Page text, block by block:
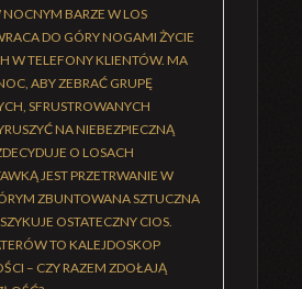
NOCNYM BARZE W LOS
DO GÓRY NOGAMI ŻYCIE
W TELEFONY KLIENTÓW. MA
ABY ZEBRAĆ GRUPĘ
SFRUSTROWANYCH
NA NIEBEZPIECZNĄ
O LOSACH
JEST PRZETRWANIE W
ZBUNTOWANA SZTUCZNA
OSTATECZNY CIOS.
TO KALEJDOSKOP
– CZY RAZEM ZDOŁAJĄ